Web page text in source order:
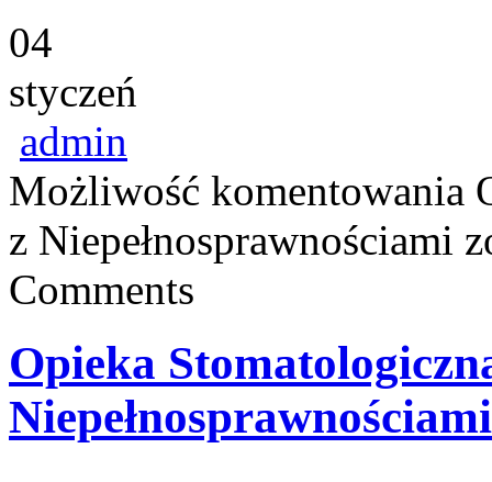
04
styczeń
admin
Możliwość komentowania
z Niepełnosprawnościami
Comments
Opieka
Niepełnosprawnościami